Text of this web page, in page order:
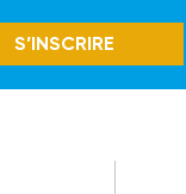
S’INSCRIRE